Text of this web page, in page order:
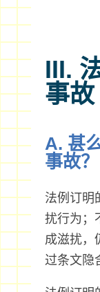
III.
事故
A. 甚
事故？
法例订明
扰行为；
成滋扰，
过条文隐